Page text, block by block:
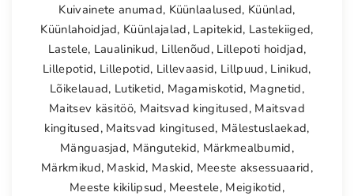
Kuivainete anumad, Küünlaalused, Küünlad,
Küünlahoidjad, Küünlajalad, Lapitekid, Lastekiiged,
Lastele, Laualinikud, Lillenõud, Lillepoti hoidjad,
Lillepotid, Lillepotid, Lillevaasid, Lillpuud, Linikud,
Lõikelauad, Lutiketid, Magamiskotid, Magnetid,
Maitsev käsitöö, Maitsvad kingitused, Maitsvad
kingitused, Maitsvad kingitused, Mälestuslaekad,
Mänguasjad, Mängutekid, Märkmealbumid,
Märkmikud, Maskid, Maskid, Meeste aksessuaarid,
Meeste kikilipsud, Meestele, Meigikotid,